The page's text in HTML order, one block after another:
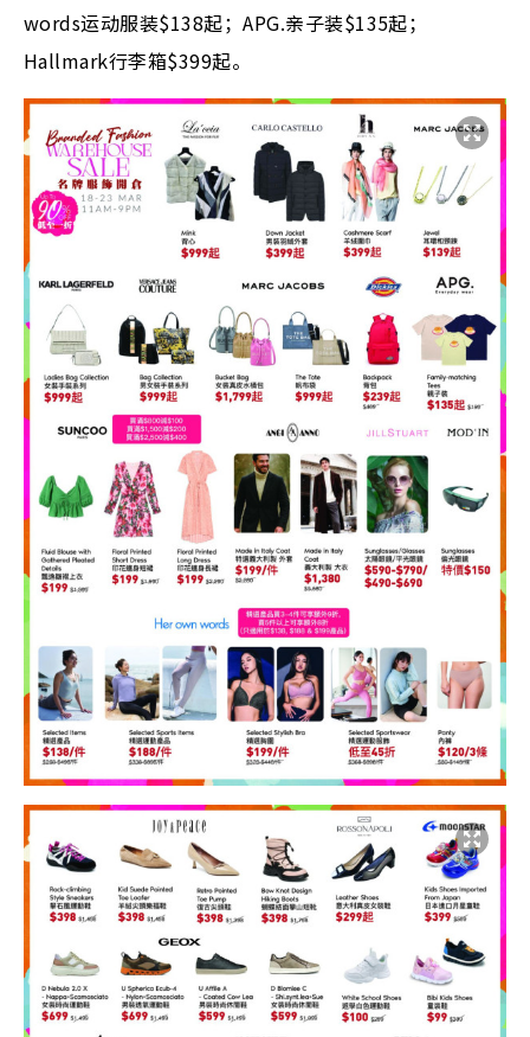
words运动服装$138起；APG.亲子装$135起；
Hallmark行李箱$399起。